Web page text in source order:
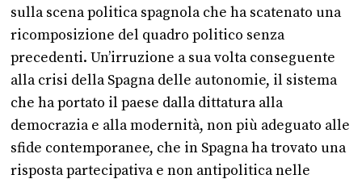
sulla scena politica spagnola che ha scatenato una
ricomposizione del quadro politico senza
precedenti. Un’irruzione a sua volta conseguente
alla crisi della Spagna delle autonomie, il sistema
che ha portato il paese dalla dittatura alla
democrazia e alla modernità, non più adeguato alle
sfide contemporanee, che in Spagna ha trovato una
risposta partecipativa e non antipolitica nelle